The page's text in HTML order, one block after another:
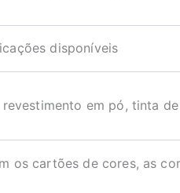
disponíveis
revestimento em pó, tinta
os cartões de cores, as